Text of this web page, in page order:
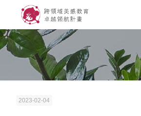
2023-02-04